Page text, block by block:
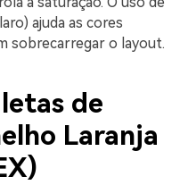
ajuda as cores
sobrecarregar o layout.
de
Laranja